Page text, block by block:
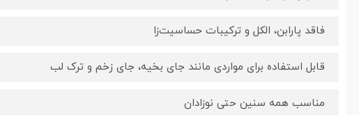
فاقد پارابن، الکل و ترکیبات حساسیت‌زا
قابل استفاده برای مواردی مانند جای بخیه، جای زخم و ترک لب
مناسب همه سنین حتی نوزادان